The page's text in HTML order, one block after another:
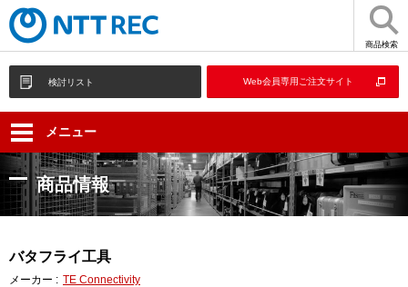
商品検索
検討リスト Web会員専用ご注文サイト
メニュー
商品情報
バタフライ工具
メーカー : TE Connectivity